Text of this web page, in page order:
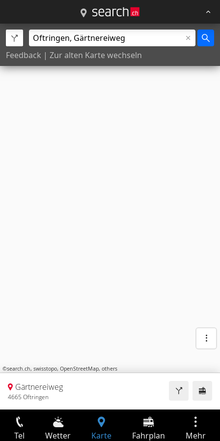
Feedback | Zur alten Karte wechseln
©search.ch, swisstopo, OpenStreetMap, others
Gärtnereiweg
4665 Oftringen
Tel Wetter Karte Fahrplan Mehr